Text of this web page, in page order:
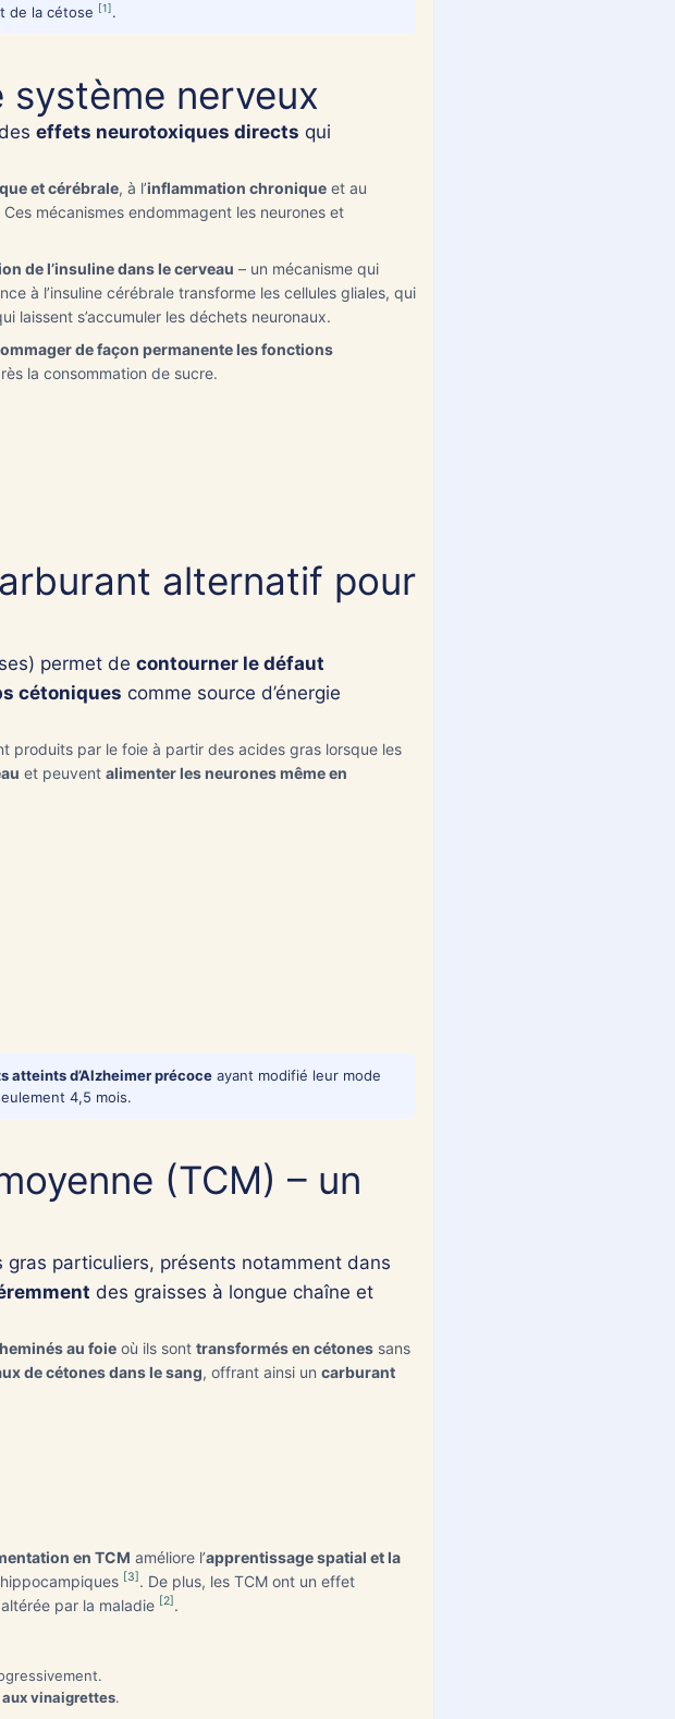
Remboursement CPAM
de la cétose [1] .
nerveux
effets neurotoxiques directs qui
et cérébrale, à l’inflammation chronique et au
Ces mécanismes endommagent les neurones et
de l’insuline dans le cerveau – un mécanisme qui
à l’insuline cérébrale transforme les cellules gliales, qui
laissent s’accumuler les déchets neuronaux.
de façon permanente les fonctions
la consommation de sucre.
alternatif pour
permet de contourner le défaut
cétoniques comme source d’énergie
par le foie à partir des acides gras lorsque les
et peuvent alimenter les neurones même en
atteints d’Alzheimer précoceayant modifié leur mode
4,5 mois.
(TCM) – un
gras particuliers, présents notamment dans
des graisses à longue chaîne et
au foie où ils sont transformés en cétones sans
de cétones dans le sang, offrant ainsi un carburant
en TCM améliore l’apprentissage spatial et la
[3] . De plus, les TCM ont un effet
par la maladie [2] .
vinaigrettes.